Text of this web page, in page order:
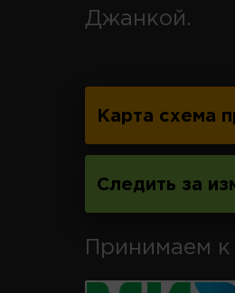
Джанкой.
Карта схема
Следить за
Принимаем